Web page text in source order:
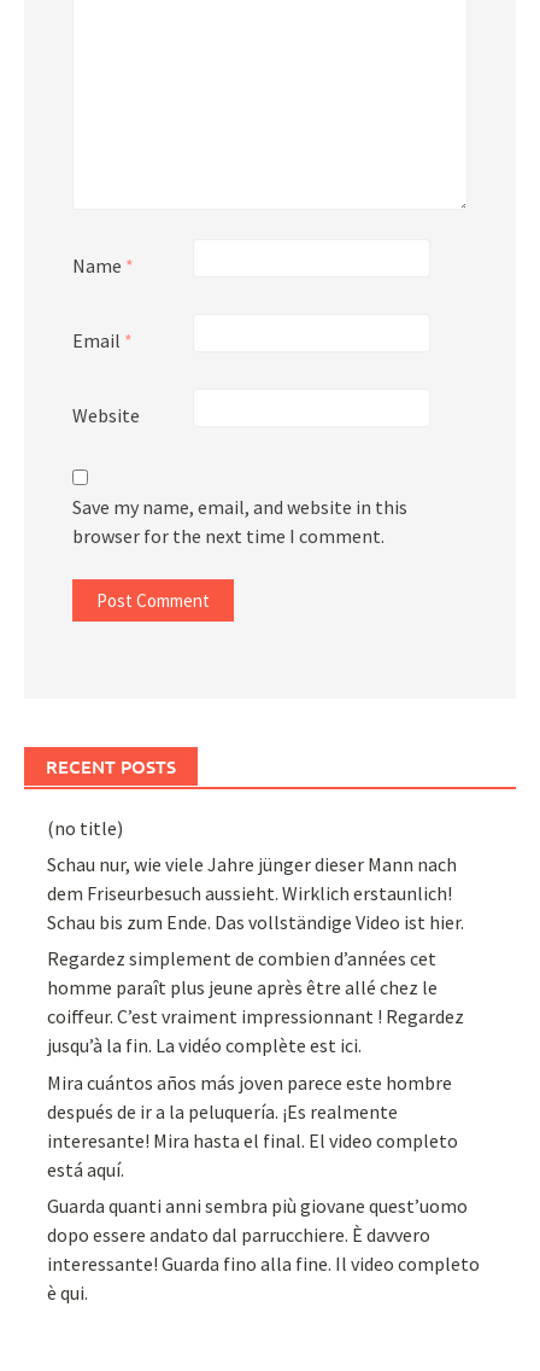
Name *
Email *
Website
Save my name, email, and website in this
browser for the next time I comment.
RECENT POSTS
(no title)
Schau nur, wie viele Jahre jünger dieser Mann nach
dem Friseurbesuch aussieht. Wirklich erstaunlich!
Schau bis zum Ende. Das vollständige Video ist hier.
Regardez simplement de combien d’années cet
homme paraît plus jeune après être allé chez le
coiffeur. C’est vraiment impressionnant ! Regardez
jusqu’à la fin. La vidéo complète est ici.
Mira cuántos años más joven parece este hombre
después de ir a la peluquería. ¡Es realmente
interesante! Mira hasta el final. El video completo
está aquí.
Guarda quanti anni sembra più giovane quest’uomo
dopo essere andato dal parrucchiere. È davvero
interessante! Guarda fino alla fine. Il video completo
è qui.